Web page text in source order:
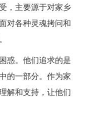
，主要源于对家乡
对各种灵魂拷问和
惑。他们追求的是
的一部分。作为家
解和支持，让他们